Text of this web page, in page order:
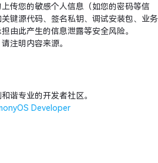
传您的敏感个人信息（如您的密码等信
键源代码、签名私钥、调试安装包、业务
由此产生的信息泄露等安全风险。
注明内容来源。
谐专业的开发者社区。
Developer